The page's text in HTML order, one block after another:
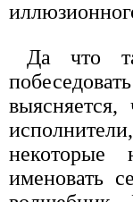
Да что
именовать